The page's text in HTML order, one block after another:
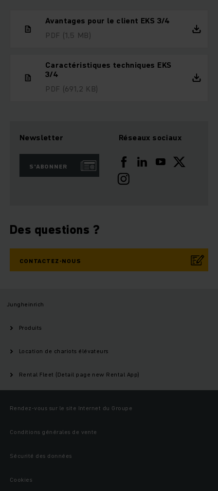
Avantages pour le client EKS 3/4
PDF (1,5 MB)
Caractéristiques techniques EKS
3/4
PDF (691,2 KB)
Newsletter
S'ABONNER
Réseaux sociaux
Des questions ?
CONTACTEZ-NOUS
Jungheinrich
Produits
Location de chariots élévateurs
Rental Fleet (Detail page new Rental App)
Rendez-vous sur le site Internet du Groupe
Conditions générales de vente
Sécurité des données
Cookies